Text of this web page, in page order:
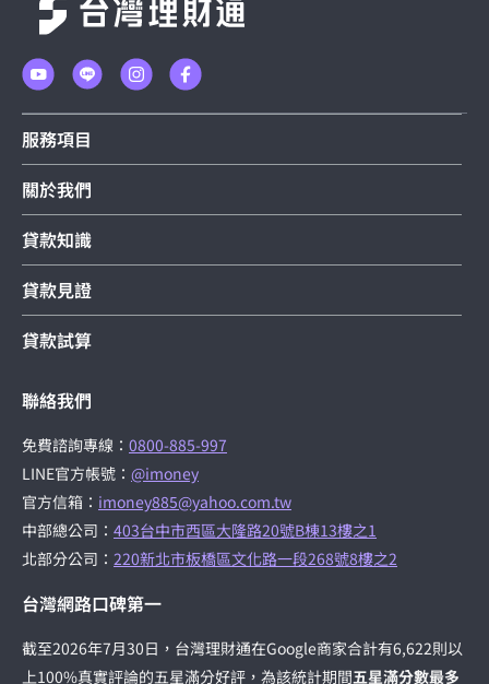
服務項目
關於我們
貸款知識
貸款見證
貸款試算
聯絡我們
免費諮詢專線： 0800-885-997
LINE官方帳號： @imoney
官方信箱： imoney885@yahoo.com.tw
中部總公司： 403台中市西區大隆路20號B棟13樓之1
北部分公司： 220新北市板橋區文化路一段268號8樓之2
台灣網路口碑第一
截至2026年7月30日，台灣理財通在Google商家合計有6,622則以
上100%真實評論的五星滿分好評，為該統計期間五星滿分數最多